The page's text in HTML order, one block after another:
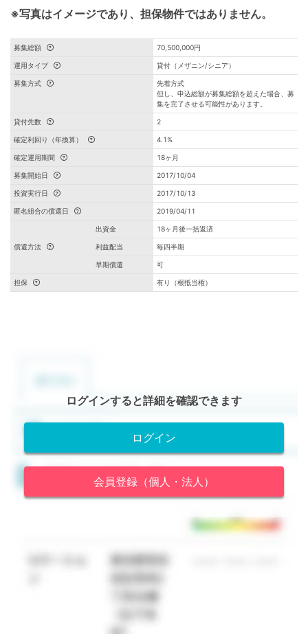
※写真はイメージであり、担保物件ではありません。
募集総額 70,500,000円
運用タイプ 貸付（メザニン/シニア）
募集方式
先着方式
但し、申込総額が募集総額を超えた場合、募
集を完了させる可能性があります。
貸付先数 2
確定利回り（年換算） 4.1%
確定運用期間 18ヶ月
募集開始日 2017/10/04
投資実行日 2017/10/13
匿名組合の償還日 2019/04/11
償還方法
出資金 18ヶ月後一括返済
利益配当 毎四半期
早期償還 可
担保 有り（根抵当権）
ログインすると詳細を確認できます
ログイン
会員登録（個人・法人）